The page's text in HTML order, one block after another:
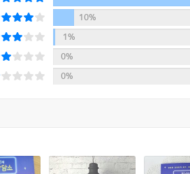
것일까요? 사랑은 내가 베풀면 상대가
우고 익혀야 할 기술입니다. 우리는 사
의 언어가 다르기 때문입니다. 사랑의
을 전달하려면 내 사랑의 언어가 아
의 병원에는 ‘눈물 치료과’가 따로 있
10%
1%
0%
0%